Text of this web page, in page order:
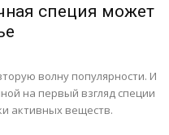
специя может
волну популярности. И
на первый взгляд специи
активных веществ.